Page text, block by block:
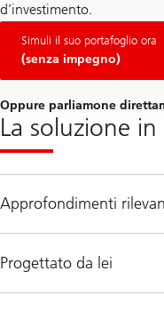
d’investimento.
Simuli il suo portafoglio ora
(senza impegno)
Oppure parliamone
La soluzione in
Approfondimenti
Progettato da lei